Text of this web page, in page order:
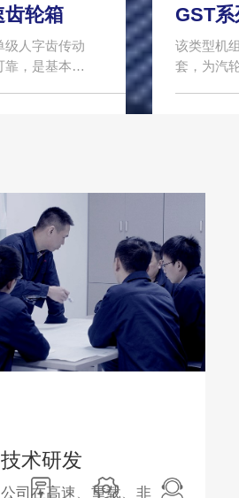
齿轮箱
级人字齿传动
靠，是基本公
GST
该类型机
套，为汽
技术研发
公司在高速、重载、非